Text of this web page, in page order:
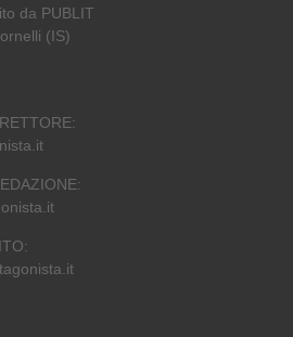
da PUBLIT
(IS)